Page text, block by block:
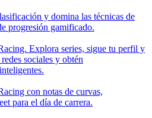
y domina las técnicas de
progresión gamificado.
Explora series, sigue tu perfil y
sociales y obtén
con notas de curvas,
para el día de carrera.